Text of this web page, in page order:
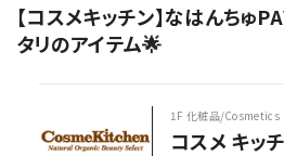
【コスメキッチン】なはんちゅ
タリのアイテム🌟
1F 化粧品/Cosmetics
コスメ キッ